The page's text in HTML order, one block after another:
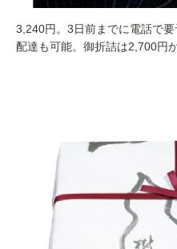
3,240円。3日前までに電話で要
配達も可能。御折詰は2,700円